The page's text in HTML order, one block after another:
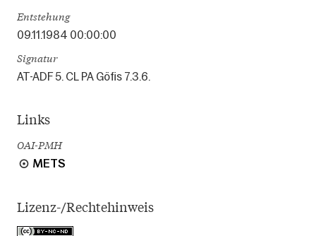
Entstehung
09.11.1984 00:00:00
Signatur
AT-ADF 5. CL PA Göfis 7.3.6.
Links
OAI-PMH
METS
Lizenz-/Rechtehinweis